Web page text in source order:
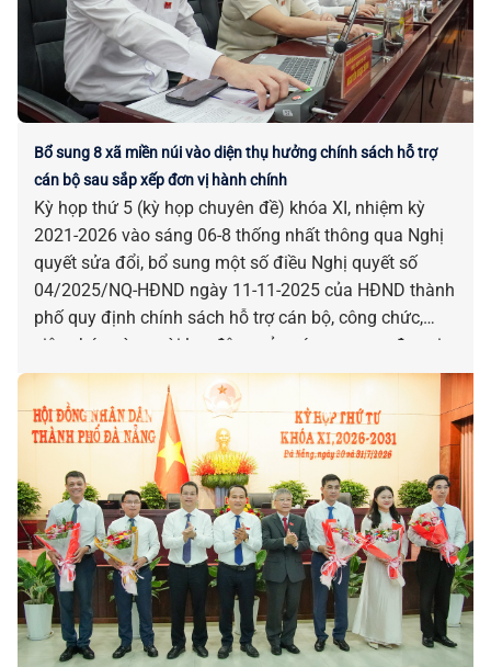
Bổ sung 8 xã miền núi vào diện thụ hưởng chính sách hỗ trợ
cán bộ sau sắp xếp đơn vị hành chính
Kỳ họp thứ 5 (kỳ họp chuyên đề) khóa XI, nhiệm kỳ
2021-2026 vào sáng 06-8 thống nhất thông qua Nghị
quyết sửa đổi, bổ sung một số điều Nghị quyết số
04/2025/NQ-HĐND ngày 11-11-2025 của HĐND thành
phố quy định chính sách hỗ trợ cán bộ, công chức,
viên chức và người lao động của các cơ quan, đơn vị
bị tác động, ảnh hưởng do sắp xếp đơn vị hành chính.